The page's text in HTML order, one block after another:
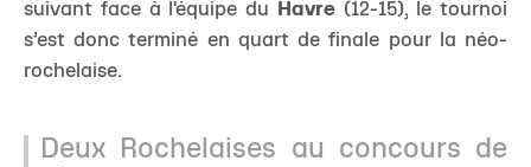
suivant face à l'équipe du
Havre (12-15), le tournoi
s’est donc terminé en quart de finale pour la néo-
rochelaise.
Deux Rochelaises au concours de